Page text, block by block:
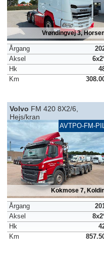
Vrøndingvej 3,
Årgang
Aksel
Hk
Km
Volvo FM 420 8X2/6,
Hejs/kran
AVTPO-FM-
Kokmose 7,
Årgang
Aksel
Hk
Km